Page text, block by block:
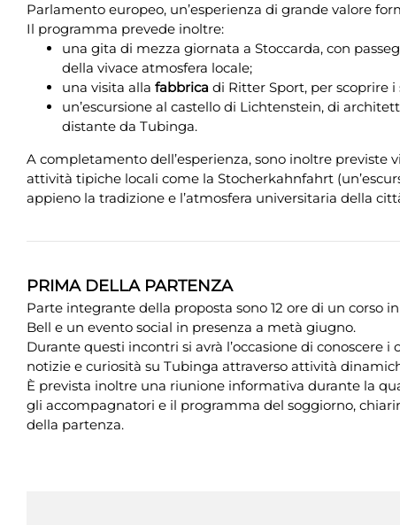
Parlamento europeo, un’esperienza di grande valore
Il programma prevede inoltre:
una gita di mezza giornata a Stoccarda, con
della vivace atmosfera locale;
una visita alla fabbrica di Ritter Sport, per scoprire
un’escursione al castello di Lichtenstein, di
distante da Tubinga.
A completamento dell’esperienza, sono inoltre
attività tipiche locali come la Stocherkahnfahrt
appieno la tradizione e l’atmosfera universitaria della
PRIMA DELLA PARTENZA
Parte integrante della proposta sono 12 ore di un
Bell e un evento social in presenza a metà giugno.
Durante questi incontri si avrà l’occasione di conoscere
notizie e curiosità su Tubinga attraverso attività
È prevista inoltre una riunione informativa durante la
gli accompagnatori e il programma del soggiorno,
della partenza.